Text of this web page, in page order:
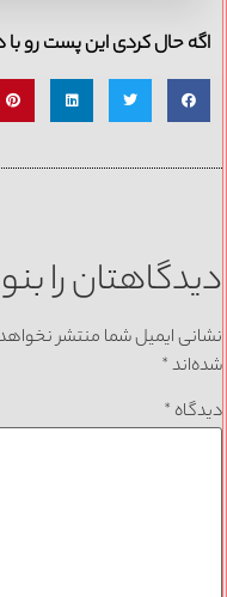
اگه حال کردی این پست رو با
دیدگاهتان را
نشانی ایمیل شما منتشر
شده‌اند*
دیدگاه *